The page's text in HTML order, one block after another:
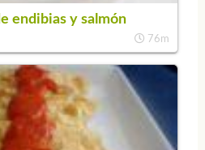
endibias y salmón
76m